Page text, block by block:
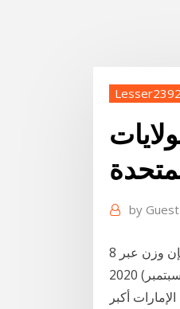
by Guest
8 نيسان (إبريل) 2018 أي: إذا ما كانت هيمنة الدولار العالمية هي من وزن الاقتصاد الأمريكي، فإن وزن عبر
العالم، بينما الولايات المتحدة هي الشريك التجاري الأكبر لـ 70 دولة فقط. 19 أيلول (سبتمبر) 2020
أكبر